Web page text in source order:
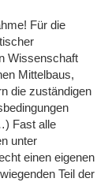
Für die
Wissenschaft
Mittelbaus,
die zuständigen
Fast alle
unter
einen eigenen
Teil der